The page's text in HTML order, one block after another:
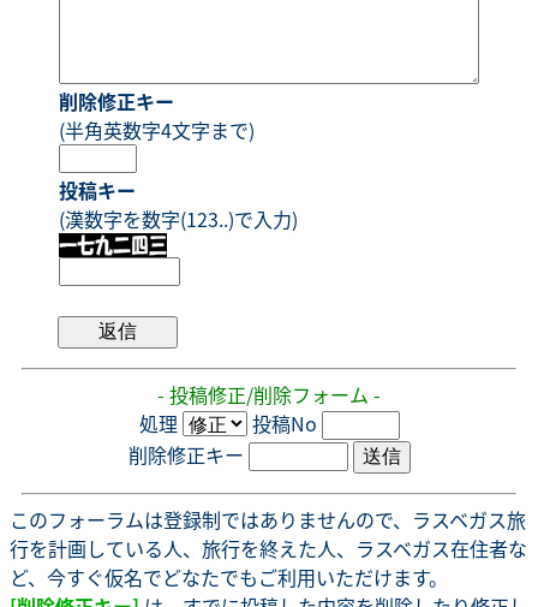
削除修正キー
(半角英数字4文字まで)
投稿キー
(漢数字を数字(123..)で入力)
- 投稿修正/削除フォーム -
処理
投稿No
削除修正キー
このフォーラムは登録制ではありませんので、ラスベガス旅
行を計画している人、旅行を終えた人、ラスベガス在住者な
ど、今すぐ仮名でどなたでもご利用いただけます。